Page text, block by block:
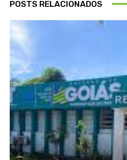
POSTS RELACIONADOS